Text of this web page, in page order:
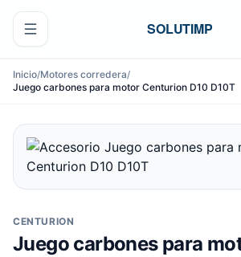
Ir al contenido
SOLUTIMP
Inicio/Motores corredera/
Juego carbones para motor Centurion D10 D10T
CENTURION
Juego carbones para